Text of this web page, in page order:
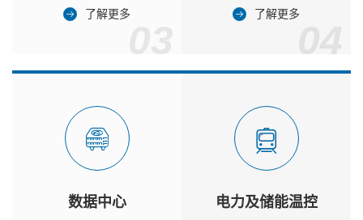
了解更多 了解更多
数据中心 电力及储能温控